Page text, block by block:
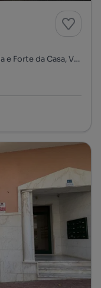
Póvoa de Santa Iria, Póvoa de Santa Iria e Forte da Casa, Vila Franca de Xira, Lisboa